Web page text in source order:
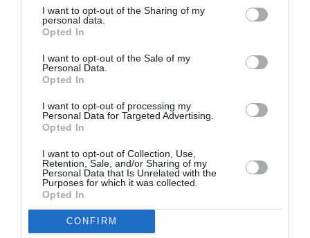
I want to opt-out of the Sharing of my
personal data.
Opted In
I want to opt-out of the Sale of my
Personal Data.
Opted In
I want to opt-out of processing my
Personal Data for Targeted Advertising.
Opted In
I want to opt-out of Collection, Use,
Retention, Sale, and/or Sharing of my
Personal Data that Is Unrelated with the
Purposes for which it was collected.
Opted In
CONFIRM
orchestraţii tipice jazz-ului. Formaţia Marius
Mihalache va interpreta şi piese din albumul „The
noiembrie, la Kennedy Center Millenium Stage,
De asemenea,
Institutul Cultural Român de la Paris
organizează un concert dedicat lui George Enescu,
pe 4 decembrie, la Sala Bizantină a Ambasadei
României. Va interpreta ansamblul Contempo
(Cristian Niculescu – pian, Teodor Coman – violă,
Mihaela Smolean – vioară, Oana Unc – violoncel), iar